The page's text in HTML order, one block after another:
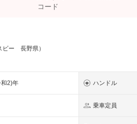
ビー 長野県）
2)年 ハンドル
乗車定員